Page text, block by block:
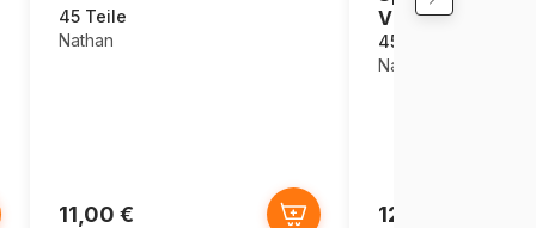
45 Teile
Nathan
11,00 €
Villains
45 Teile
Nathan
12,50 €